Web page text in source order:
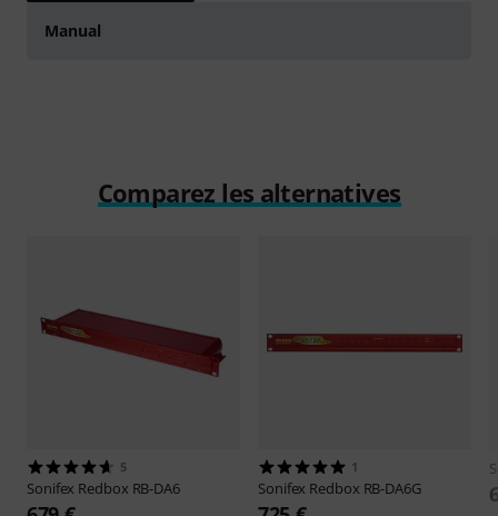
Manual
Comparez les alternatives
5
Sonifex Redbox RB-DA6
1
Sonifex Redbox RB-DA6G